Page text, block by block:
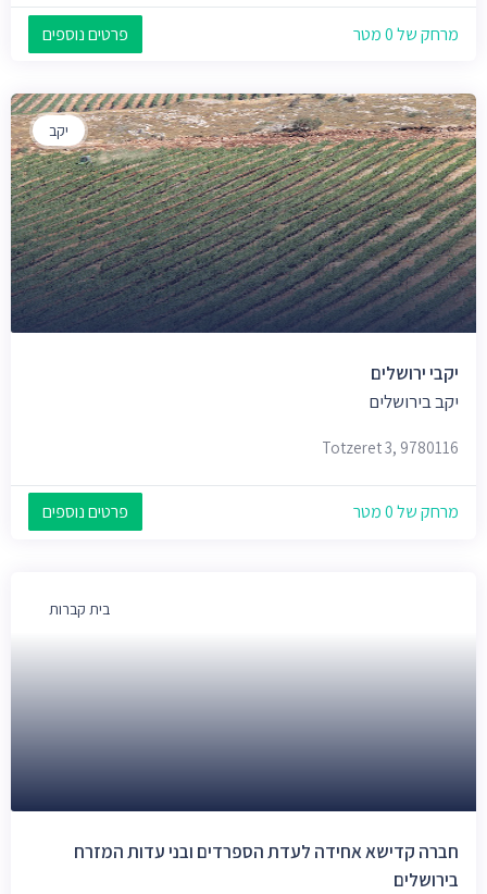
מרחק של 0 מטר פרטים נוספים
יקב
יקבי ירושלים
יקב בירושלים
Totzeret 3, 9780116
מרחק של 0 מטר פרטים נוספים
בית קברות
חברה קדישא אחידה לעדת הספרדים ובני עדות המזרח
בירושלים